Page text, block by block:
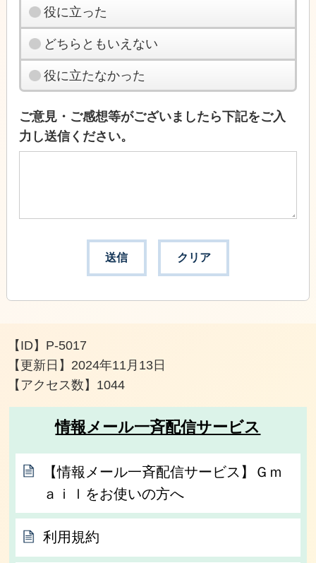
役に立った
どちらともいえない
役に立たなかった
ご意見・ご感想等がございましたら下記をご入
力し送信ください。
【ID】 P-5017
【更新日】 2024年11月13日
【アクセス数】 1044
情報メール一斉配信サービス
【情報メール一斉配信サービス】Ｇｍ
ａｉｌをお使いの方へ
利用規約